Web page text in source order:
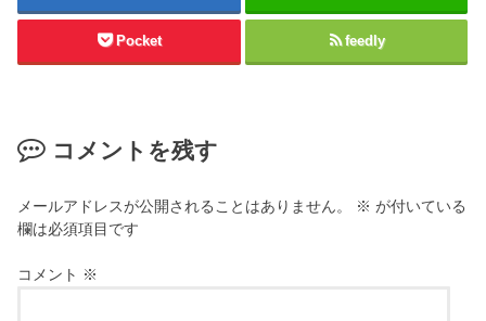
Pocket feedly
コメントを残す
メールアドレスが公開されることはありません。 ※ が付いている
欄は必須項目です
コメント ※